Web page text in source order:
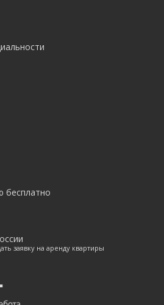
на дому
бесплатно
заявку на аренду квартиры